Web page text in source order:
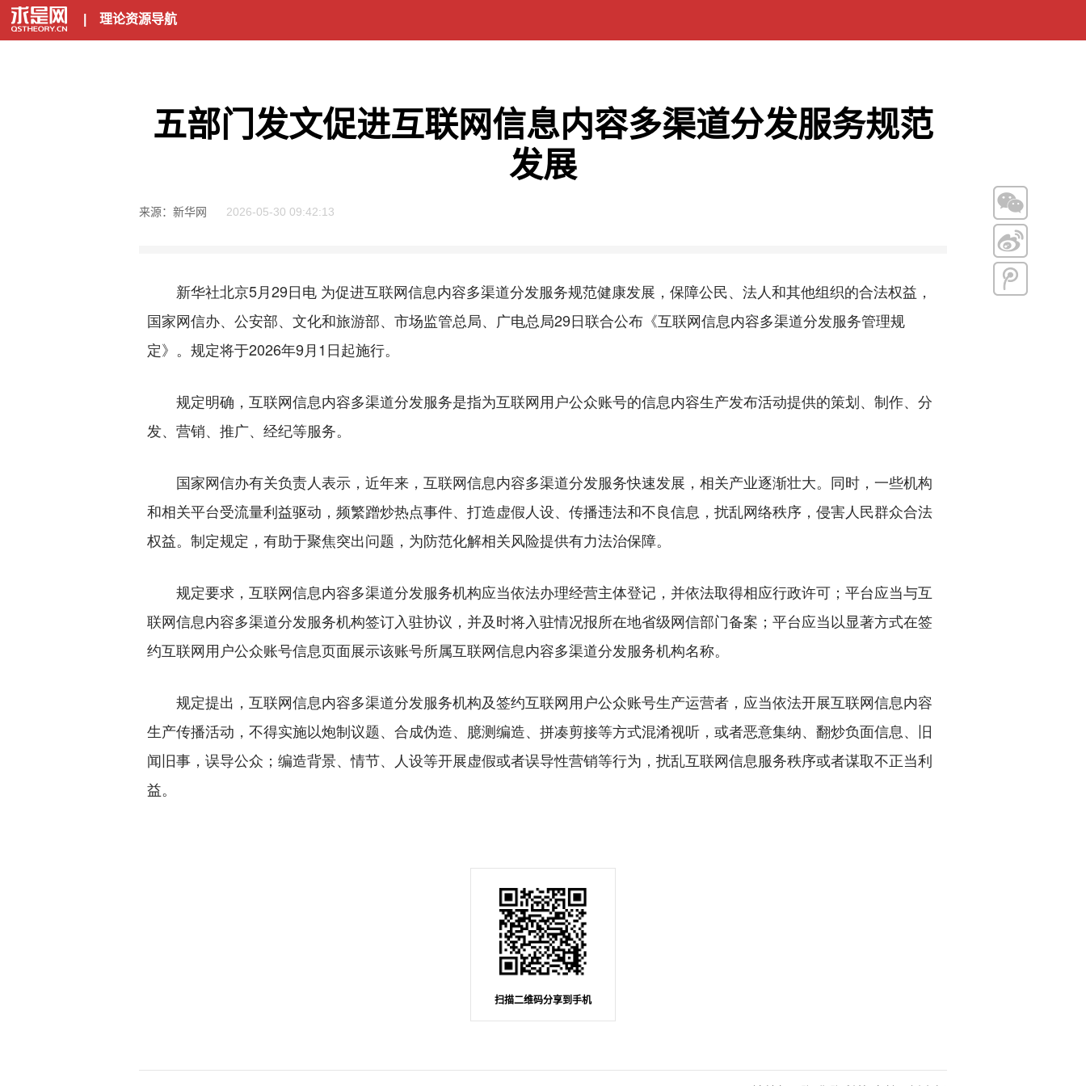
理论资源导航
五部门发文促进互联网信息内容多渠道分发服务规范
发展
来源：新华网 2026-05-30 09:42:13
新华社北京5月29日电 为促进互联网信息内容多渠道分发服务规范健康发展，保障公民、法人和其他组织的合法权益，
国家网信办、公安部、文化和旅游部、市场监管总局、广电总局29日联合公布《互联网信息内容多渠道分发服务管理规
定》。规定将于2026年9月1日起施行。
规定明确，互联网信息内容多渠道分发服务是指为互联网用户公众账号的信息内容生产发布活动提供的策划、制作、分
发、营销、推广、经纪等服务。
国家网信办有关负责人表示，近年来，互联网信息内容多渠道分发服务快速发展，相关产业逐渐壮大。同时，一些机构
和相关平台受流量利益驱动，频繁蹭炒热点事件、打造虚假人设、传播违法和不良信息，扰乱网络秩序，侵害人民群众合法
权益。制定规定，有助于聚焦突出问题，为防范化解相关风险提供有力法治保障。
规定要求，互联网信息内容多渠道分发服务机构应当依法办理经营主体登记，并依法取得相应行政许可；平台应当与互
联网信息内容多渠道分发服务机构签订入驻协议，并及时将入驻情况报所在地省级网信部门备案；平台应当以显著方式在签
约互联网用户公众账号信息页面展示该账号所属互联网信息内容多渠道分发服务机构名称。
规定提出，互联网信息内容多渠道分发服务机构及签约互联网用户公众账号生产运营者，应当依法开展互联网信息内容
生产传播活动，不得实施以炮制议题、合成伪造、臆测编造、拼凑剪接等方式混淆视听，或者恶意集纳、翻炒负面信息、旧
闻旧事，误导公众；编造背景、情节、人设等开展虚假或者误导性营销等行为，扰乱互联网信息服务秩序或者谋取不正当利
益。
扫描二维码分享到手机